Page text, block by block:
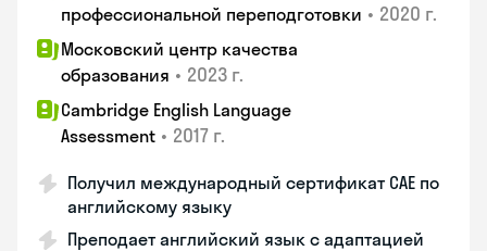
профессиональной переподготовки • 2020 г.
Московский центр качества
образования • 2023 г.
Cambridge English Language
Assessment • 2017 г.
Получил международный сертификат CAE по
английскому языку
Преподает английский язык с адаптацией